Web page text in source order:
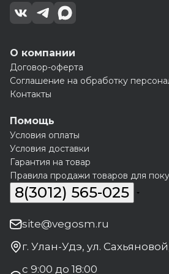
О компании
Договор-оферта
Соглашение на обработку
Контакты
Помощь
Условия оплаты
Условия доставки
Гарантия на товар
Правила продажи товаров для
8(3012) 565-025
site@vegosm.ru
г. Улан-Удэ, ул.
с 9:00 до 18:00